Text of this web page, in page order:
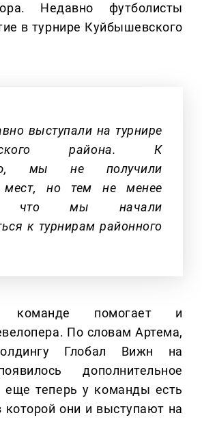
Недавно футболисты
в турнире Куйбышевского
выступали на турнире
района. К
мы не получили
мест, но тем не менее
что мы начали
к турнирам районного
команде помогает и
По словам Артема,
Глобал Вижн на
дополнительное
теперь у команды есть
они и выступают на